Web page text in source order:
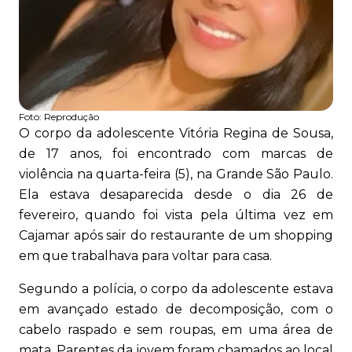
Foto: Reprodução
O corpo da adolescente Vitória Regina de Sousa,
de 17 anos, foi encontrado com marcas de
violência na quarta-feira (5), na Grande São Paulo.
Ela estava desaparecida desde o dia 26 de
fevereiro, quando foi vista pela última vez em
Cajamar após sair do restaurante de um shopping
em que trabalhava para voltar para casa.
Segundo a polícia, o corpo da adolescente estava
em avançado estado de decomposição, com o
cabelo raspado e sem roupas, em uma área de